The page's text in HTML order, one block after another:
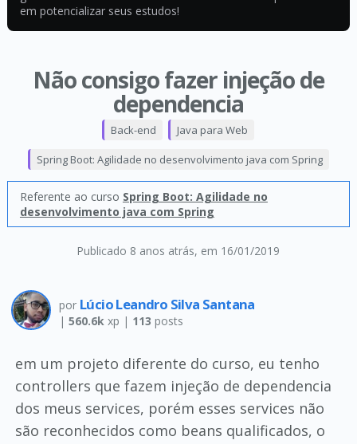
em potencializar seus estudos!
Não consigo fazer injeção de
dependencia
Publicado 8 anos atrás, em 16/01/2019
Back-end Java para Web
Spring Boot: Agilidade no desenvolvimento java com Spring
Referente ao curso Spring Boot: Agilidade no
desenvolvimento java com Spring
por Lúcio Leandro Silva Santana
| 560.6kxp | 113 posts
em um projeto diferente do curso, eu tenho
controllers que fazem injeção de dependencia
dos meus services, porém esses services não
são reconhecidos como beans qualificados, o